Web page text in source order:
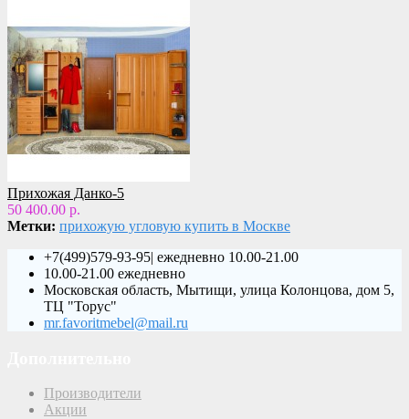
Прихожая Данко-5
50 400.00 р.
Метки: прихожую угловую купить в Москве
+7(499)579-93-95| ежедневно 10.00-21.00
10.00-21.00 ежедневно
Московская область, Мытищи, улица Колонцова, дом 5,
ТЦ "Торус"
mr.favoritmebel@mail.ru
Производители
Акции